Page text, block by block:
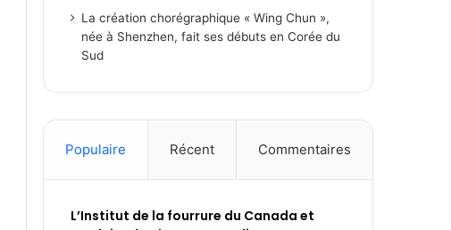
La création chorégraphique « Wing Chun »,
née à Shenzhen, fait ses débuts en Corée du
Sud
Populaire Récent Commentaires
L’Institut de la fourrure du Canada et